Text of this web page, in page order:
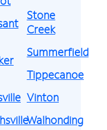
Stone
Creek
Summerfield
Tippecanoe
Vinton
Walhonding